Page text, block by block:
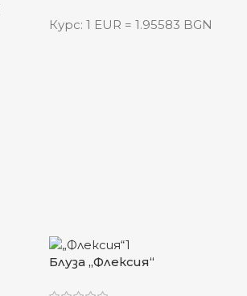
Курс: 1 EUR = 1.95583 BGN
Блуза „Флексия“